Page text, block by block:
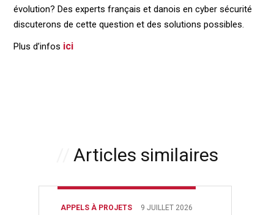
évolution? Des experts français et danois en cyber sécurité
discuterons de cette question et des solutions possibles.
Plus d’infos ici
Articles similaires
APPELS À PROJETS 9 JUILLET 2026